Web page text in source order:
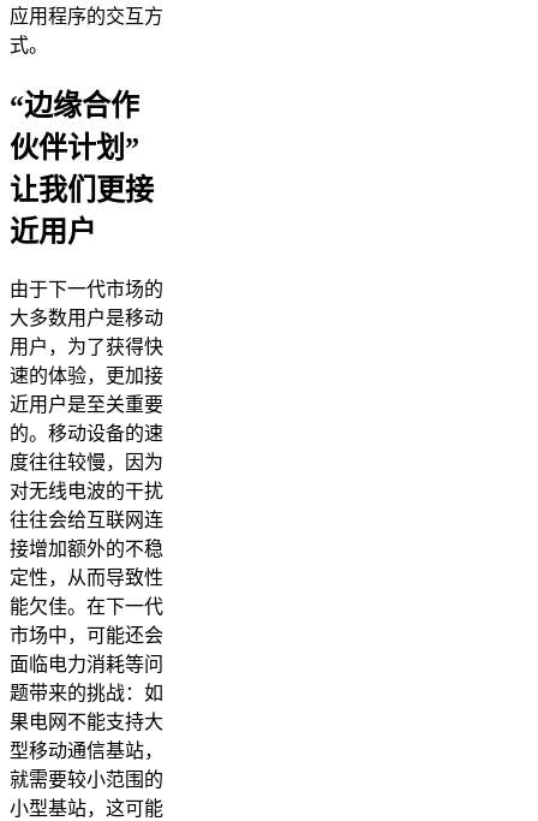
应用程序的交互方
式。
“边缘合作
伙伴计划”
让我们更接
近用户
由于下一代市场的
大多数用户是移动
用户，为了获得快
速的体验，更加接
近用户是至关重要
的。移动设备的速
度往往较慢，因为
对无线电波的干扰
往往会给互联网连
接增加额外的不稳
定性，从而导致性
能欠佳。在下一代
市场中，可能还会
面临电力消耗等问
题带来的挑战：如
果电网不能支持大
型移动通信基站，
就需要较小范围的
小型基站，这可能